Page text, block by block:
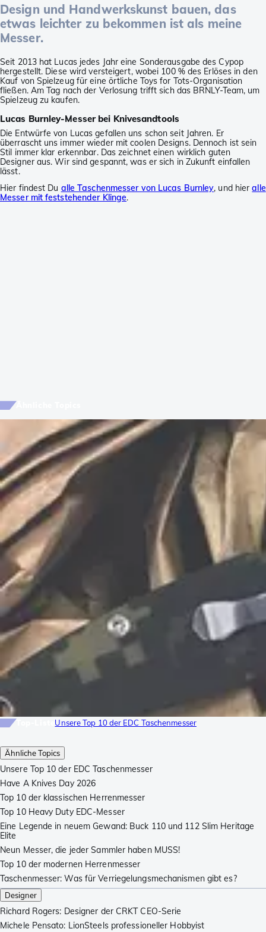
Ähnliche Topics
Unsere Top 10 der EDC Taschenmesser
Have A Knives Day 2026
Top 10 der klassischen Herrenmesser
Top 10 Heavy Duty EDC-Messer
Eine Legende in neuem Gewand: Buck 110 und 112 Slim Heritage
Elite
Neun Messer, die jeder Sammler haben MUSS!
Top 10 der modernen Herrenmesser
Taschenmesser: Was für Verriegelungsmechanismen gibt es?
Designer
Richard Rogers: Designer der CRKT CEO-Serie
Michele Pensato: LionSteels professioneller Hobbyist
Design und Handwerkskunst bauen, das
etwas leichter zu bekommen ist als meine
Messer.
Seit 2013 hat Lucas jedes Jahr eine Sonderausgabe des Cypop
hergestellt. Diese wird versteigert, wobei 100 % des Erlöses in den
Kauf von Spielzeug für eine örtliche Toys for Tots-Organisation
fließen. Am Tag nach der Verlosung trifft sich das BRNLY-Team, um
Spielzeug zu kaufen.
Lucas Burnley-Messer bei Knivesandtools
Die Entwürfe von Lucas gefallen uns schon seit Jahren. Er
überrascht uns immer wieder mit coolen Designs. Dennoch ist sein
Stil immer klar erkennbar. Das zeichnet einen wirklich guten
Designer aus. Wir sind gespannt, was er sich in Zukunft einfallen
lässt.
Hier findest Du alle Taschenmesser von Lucas Burnley, und hieralle
Messer mit feststehender Klinge.
Unsere Top 10 der EDC Taschenmesser